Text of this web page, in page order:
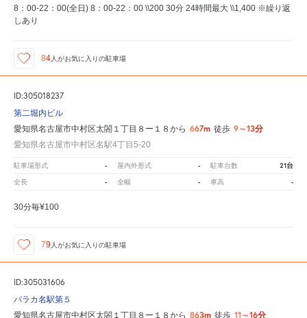
8：00-22：00(全日) 8：00-22：00 \\200 30分 24時間最大 \\1,400 ※繰り返
しあり
84 人がお気に入りの駐車場
ID:305018237
第二堀内ビル
愛知県名古屋市中村区太閤１丁目８ー１８から 667m 徒歩 9～13分
愛知県名古屋市中村区名駅4丁目5-20
駐車場形式 - 屋内外形式 - 駐車台数 21台
全長 - 全幅 - 車高 -
30分毎¥100
79 人がお気に入りの駐車場
ID:305031606
パラカ名駅第５
愛知県名古屋市中村区太閤１丁目８ー１８から 863m 徒歩 11～16分